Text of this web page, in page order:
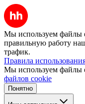
Мы используем файлы
правильную работу
трафик.
Правила
Мы используем файлы
файлов cookie
Понятно